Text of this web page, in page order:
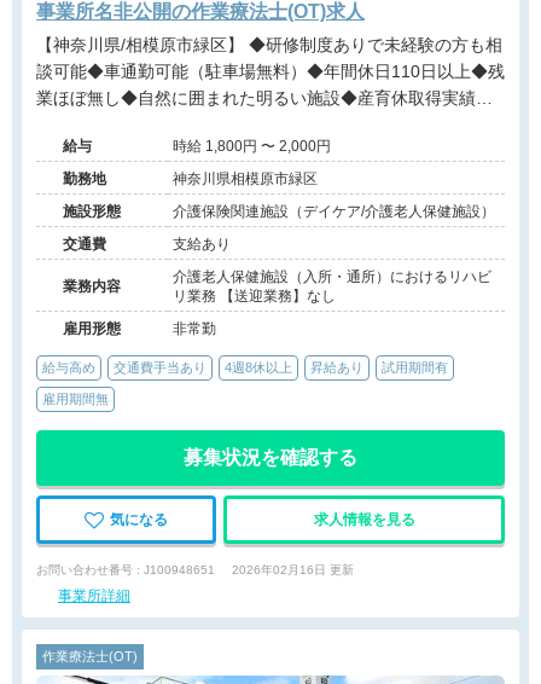
事業所名非公開の作業療法士(OT)求人
【神奈川県/相模原市緑区】 ◆研修制度ありで未経験の方も相
談可能◆車通勤可能（駐車場無料）◆年間休日110日以上◆残
業ほぼ無し◆自然に囲まれた明るい施設◆産育休取得実績あ
給与
時給 1,800円 〜 2,000円
勤務地
神奈川県相模原市緑区
施設形態
介護保険関連施設（デイケア/介護老人保健施設）
交通費
支給あり
業務内容
介護老人保健施設（入所・通所）におけるリハビ
リ業務 【送迎業務】なし
雇用形態
非常勤
給与高め 交通費手当あり 4週8休以上 昇給あり 試用期間有
雇用期間無
募集状況を確認する
気になる 求人情報を見る
お問い合わせ番号 : J100948651 2026年02月16日 更新
事業所詳細
作業療法士(OT)